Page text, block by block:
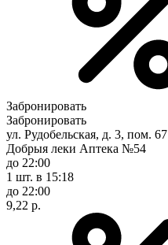
Забронировать
Забронировать
ул. Рудобельская, д. 3, пом. 67
Добрыя леки Аптека №54
до 22:00
1 шт. в 15:18
до 22:00
9,22 р.